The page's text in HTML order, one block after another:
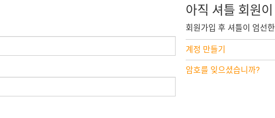
아직 셔틀 회원
회원가입 후 셔틀이 엄선
계정 만들기
암호를 잊으셨습니까?